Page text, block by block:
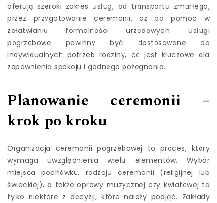
oferują szeroki zakres usług, od transportu zmarłego,
przez przygotowanie ceremonii, aż po pomoc w
załatwianiu formalności urzędowych. Usługi
pogrzebowe powinny być dostosowane do
indywidualnych potrzeb rodziny, co jest kluczowe dla
zapewnienia spokoju i godnego pożegnania.
Planowanie ceremonii –
krok po kroku
Organizacja ceremonii pogrzebowej to proces, który
wymaga uwzględnienia wielu elementów. Wybór
miejsca pochówku, rodzaju ceremonii (religijnej lub
świeckiej), a także oprawy muzycznej czy kwiatowej to
tylko niektóre z decyzji, które należy podjąć. Zakłady